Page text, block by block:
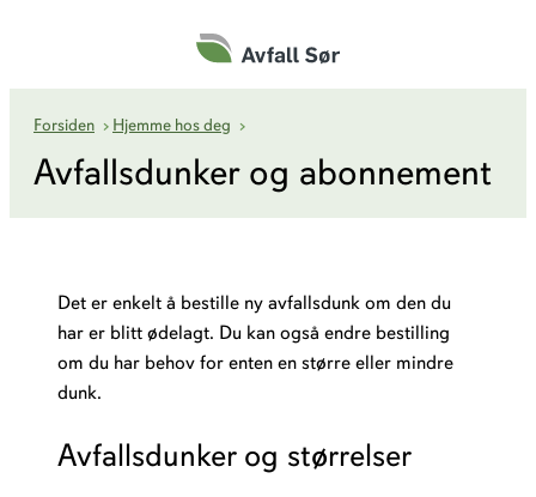
innhold
Forsiden › Hjemme hos deg ›Avfallsdunker og abonnement
Avfallsdunker og abonnement
Det er enkelt å bestille ny avfallsdunk om den du
har er blitt ødelagt. Du kan også endre bestilling
om du har behov for enten en større eller mindre
dunk.
Avfallsdunker og størrelser